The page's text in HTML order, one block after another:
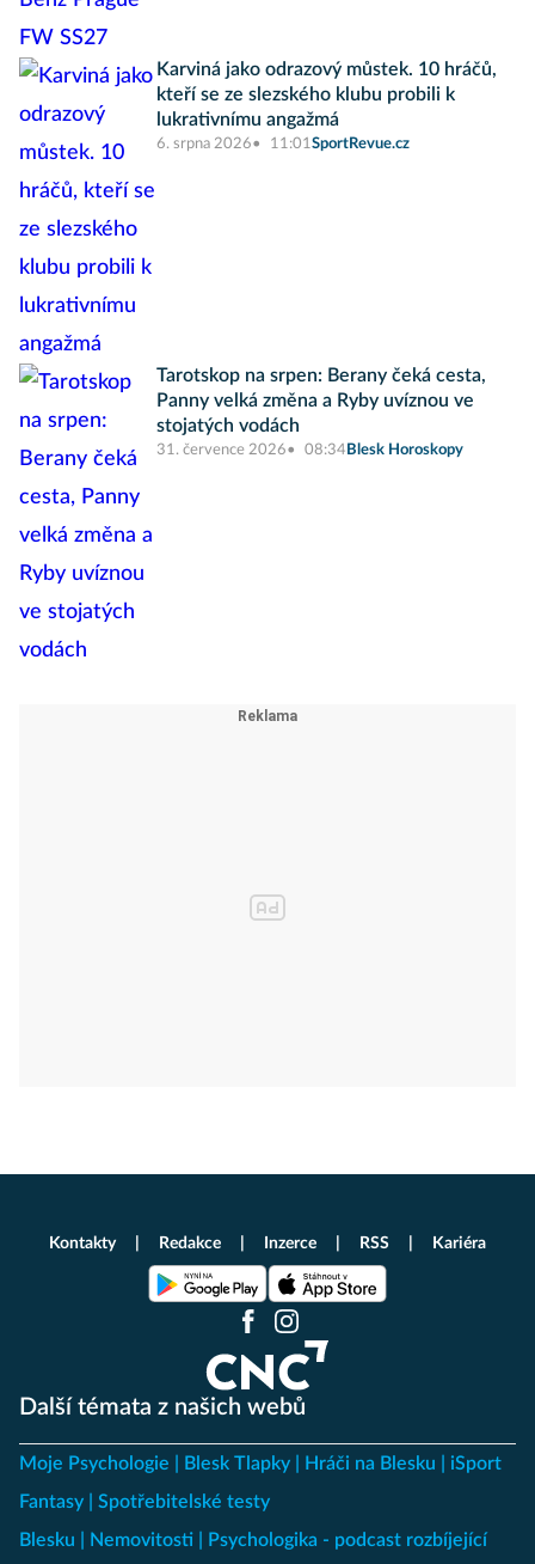
Karviná jako odrazový můstek. 10 hráčů,
kteří se ze slezského klubu probili k
lukrativnímu angažmá
6. srpna 2026 11:01SportRevue.cz
Tarotskop na srpen: Berany čeká cesta,
Panny velká změna a Ryby uvíznou ve
stojatých vodách
31. července 2026 08:34 Blesk Horoskopy
Další témata z našich webů
Moje Psychologie Blesk Tlapky Hráči na Blesku
iSport
Fantasy
Spotřebitelské testy
Blesku
Nemovitosti
Psychologika - podcast rozbíjející
Kontakty Redakce Inzerce RSS Kariéra